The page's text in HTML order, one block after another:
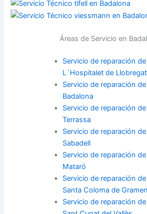
Áreas de Servicio en
Servicio de reparación
L´Hospitalet de Llobregat
Servicio de reparación
Badalona
Servicio de reparación
Terrassa
Servicio de reparación
Sabadell
Servicio de reparación
Mataró
Servicio de reparación
Santa Coloma de
Servicio de reparación